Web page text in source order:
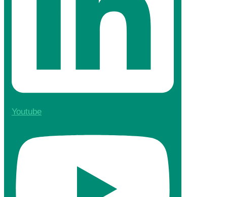
Youtube